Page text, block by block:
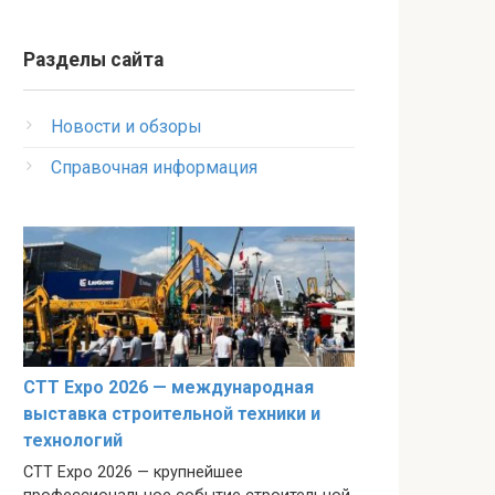
Разделы сайта
Новости и обзоры
Справочная информация
CTT Expo 2026 — международная
выставка строительной техники и
технологий
CTT Expo 2026 — крупнейшее